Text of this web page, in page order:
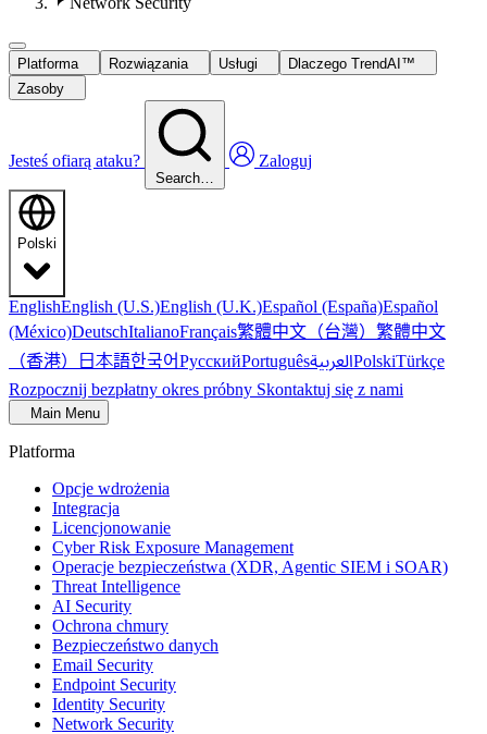
Platforma Rozwiązania Usługi
Dlaczego TrendAI™
Zasoby
Jesteś ofiarą ataku?
Search…
Zaloguj
Polski
EnglishEnglish (U.S.)English (U.K.)Español (España)Español
(México)DeutschItalianoFrançais繁體中文（台灣） 繁體中文
（香港） 日本語한국어РусскийPortuguêsالعربيةPolskiTürkçe
Rozpocznij bezpłatny okres próbny Skontaktuj się z nami
Main Menu
Platforma
Opcje wdrożenia
Integracja
Licencjonowanie
Cyber Risk Exposure Management
Operacje bezpieczeństwa (XDR, Agentic SIEM i SOAR)
Threat Intelligence
AI Security
Ochrona chmury
Bezpieczeństwo danych
Email Security
Endpoint Security
Identity Security
Network Security